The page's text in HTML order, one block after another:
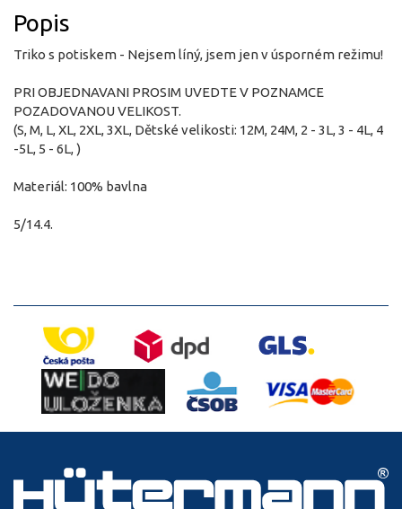
Popis
Triko s potiskem - Nejsem líný, jsem jen v úsporném režimu!
PRI OBJEDNAVANI PROSIM UVEDTE V POZNAMCE
POZADOVANOU VELIKOST.
(S, M, L, XL, 2XL, 3XL, Dětské velikosti: 12M, 24M, 2 - 3L, 3 - 4L, 4
-5L, 5 - 6L, )
Materiál: 100% bavlna
5/14.4.